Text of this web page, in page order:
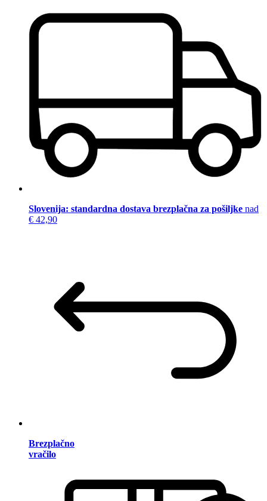
Slovenija: standardna dostava brezplačna za pošiljke nad
€ 42,90
Brezplačno
vračilo